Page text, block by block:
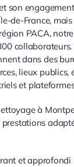
son
de-France,
PACA,
dans des
lieux publics,
et
à
et approfondi